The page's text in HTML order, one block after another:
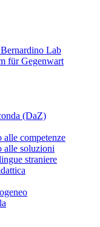
Lab
für Gegenwart
(DaZ)
competenze
alle soluzioni
straniere